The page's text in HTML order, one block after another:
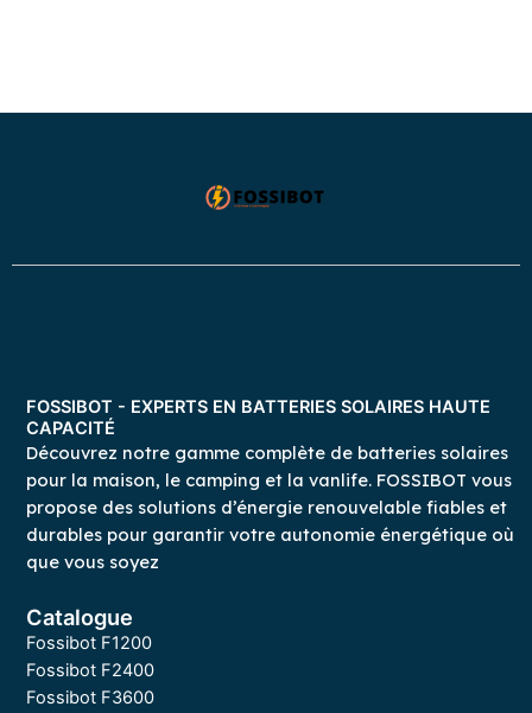
FOSSIBOT - EXPERTS EN BATTERIES SOLAIRES HAUTE
CAPACITÉ
Découvrez notre gamme complète de batteries solaires
pour la maison, le camping et la vanlife. FOSSIBOT vous
propose des solutions d’énergie renouvelable fiables et
durables pour garantir votre autonomie énergétique où
que vous soyez
Catalogue
Fossibot F1200
Fossibot F2400
Fossibot F3600